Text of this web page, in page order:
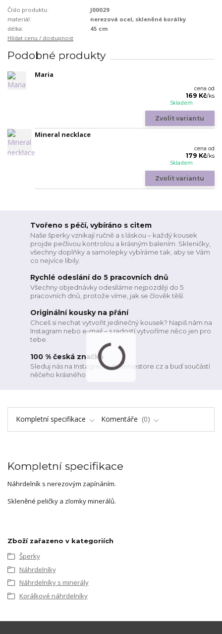
Číslo produktu:
J00029
materiál:
nerezová ocel, skleněné korálky
délka:
45 cm
Hlídat cenu / dostupnost
Podobné produkty
Maria
cena od
169 Kč/ks
Skladem
Zvolit variantu
Mineral necklace
cena od
179 Kč/ks
Skladem
Zvolit variantu
Tvořeno s péčí, vybíráno s citem
Naše šperky vznikají ručně a s láskou – každý kousek
projde pečlivou kontrolou a krásným balením. Skleničky,
všechny doplňky a samolepky vybíráme tak, aby se Vám
co nejvíce líbily.
Rychlé odeslání do 5 pracovních dnů
Všechny objednávky odesíláme nejpozději do 5
pracovních dnů, protože víme, jak se člověk těší.
Originální kousky na přání
Chceš si nechat vytvořit jedinečný kousek? Napiš nám na
Instagram nebo e-mail – s radostí vytvoříme něco jen pro
tebe.
100 % česká značka
Sleduj nás na Instagramu @janniestore.cz a buď součástí
něčeho krásného
Kompletní specifikace Komentáře 0
Kompletní specifikace
Náhrdelník s nerezovým zapínáním.
Skleněné peličky a zlomky minerálů.
Zboží zařazeno v kategoriích
Šperky
Náhrdelníky
Náhrdelníky s minerály
Korálkové náhrdelníky